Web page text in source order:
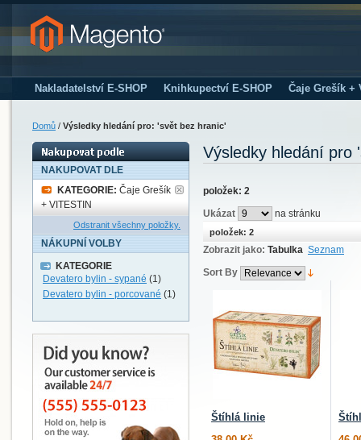
Nakladatelství E-SHOP Knihkupectví E-SHOP Čaje Grešík +
Domů / Výsledky hledání pro: 'svět bez hranic'
NAKUPOVAT DLE
KATEGORIE: Čaje Grešík
+ VITESTIN
Odstranit všechny položky.
NÁKUPNÍ VOLBY
KATEGORIE
Devatero bylin - sypané (1)
Devatero bylin - porcované (1)
Výsledky hledání pro
položek: 2
Ukázat
na stránku
položek: 2
Zobrazit jako: Tabulka Seznam
Sort By
Štíhlá linie